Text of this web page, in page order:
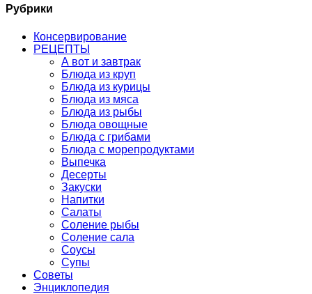
Рубрики
Консервирование
РЕЦЕПТЫ
А вот и завтрак
Блюда из круп
Блюда из курицы
Блюда из мяса
Блюда из рыбы
Блюда овощные
Блюда с грибами
Блюда с морепродуктами
Выпечка
Десерты
Закуски
Напитки
Салаты
Соление рыбы
Соление сала
Соусы
Супы
Советы
Энциклопедия